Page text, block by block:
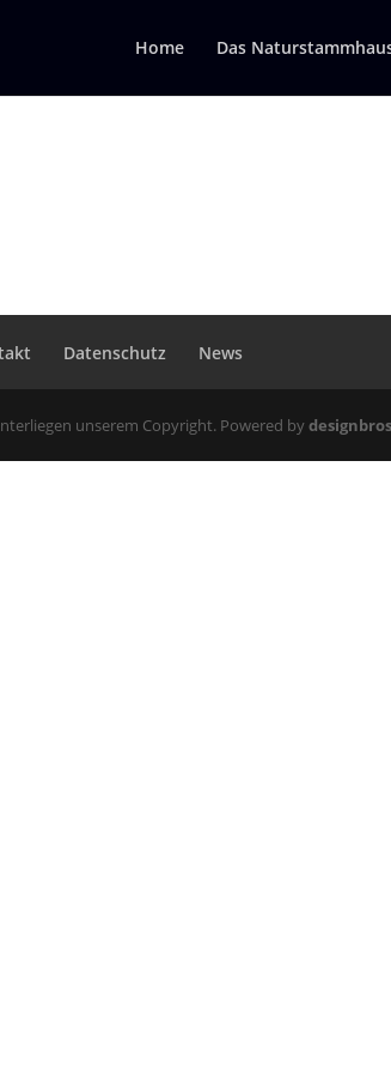
Home Das
Datenschutz News
unserem Copyright. Powered bydesignbros